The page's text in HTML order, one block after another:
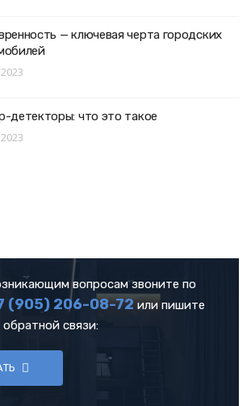
— ключевая черта городских
детекторы: что это такое
вопросам звоните по
(905) 206-08-72 или пишите
связи: